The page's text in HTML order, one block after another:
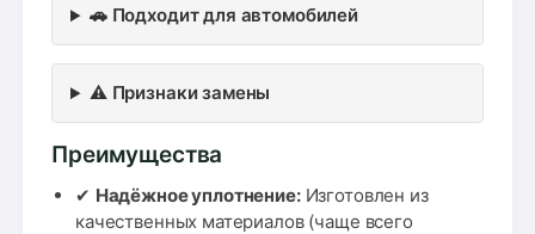
🚗 Подходит для автомобилей
⚠️ Признаки замены
Преимущества
✔ Надёжное уплотнение:Изготовлен из
качественных материалов (чаще всего